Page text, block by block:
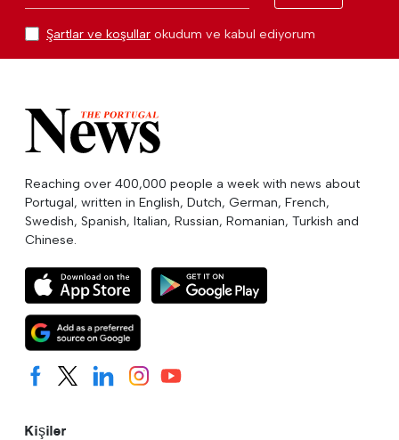
Şartlar ve koşullar okudum ve kabul ediyorum
Reaching over 400,000 people a week with news about
Portugal, written in English, Dutch, German, French,
Swedish, Spanish, Italian, Russian, Romanian, Turkish and
Chinese.
Kişiler